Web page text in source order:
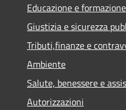
Educazione e formazione
Giustizia e sicurezza
Tributi,finanze e
Ambiente
Salute, benessere e
Autorizzazioni